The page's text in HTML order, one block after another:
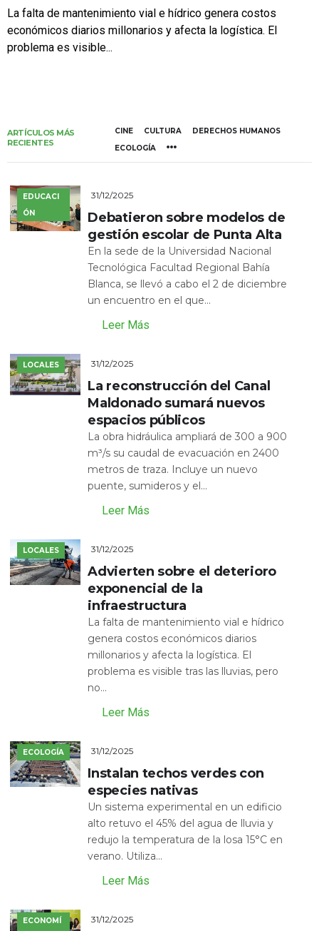
La falta de mantenimiento vial e hídrico genera costos
económicos diarios millonarios y afecta la logística. El
problema es visible...
ARTÍCULOS MÁS
RECIENTES
CINE CULTURA
DERECHOS HUMANOS
ECOLOGÍA
EDUCACI
ÓN
31/12/2025
Debatieron sobre modelos de
gestión escolar de Punta Alta
En la sede de la Universidad Nacional
Tecnológica Facultad Regional Bahía
Blanca, se llevó a cabo el 2 de diciembre
un encuentro en el que...
Leer Más
LOCALES 31/12/2025
La reconstrucción del Canal
Maldonado sumará nuevos
espacios públicos
La obra hidráulica ampliará de 300 a 900
m³/s su caudal de evacuación en 2400
metros de traza. Incluye un nuevo
puente, sumideros y el...
Leer Más
LOCALES 31/12/2025
Advierten sobre el deterioro
exponencial de la
infraestructura
La falta de mantenimiento vial e hídrico
genera costos económicos diarios
millonarios y afecta la logística. El
problema es visible tras las lluvias, pero
no...
Leer Más
ECOLOGÍA 31/12/2025
Instalan techos verdes con
especies nativas
Un sistema experimental en un edificio
alto retuvo el 45% del agua de lluvia y
redujo la temperatura de la losa 15°C en
verano. Utiliza...
Leer Más
ECONOMÍ
31/12/2025